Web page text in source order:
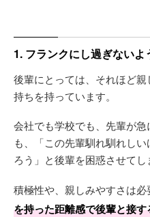
1. フランクにし過ぎないよ
後輩にとっては、それほど
持ちを持っています。
会社でも学校でも、先輩が
も、「この先輩馴れ馴れし
ろう」と後輩を困惑させてし
積極性や、親しみやすさは
を持った距離感で後輩と接す